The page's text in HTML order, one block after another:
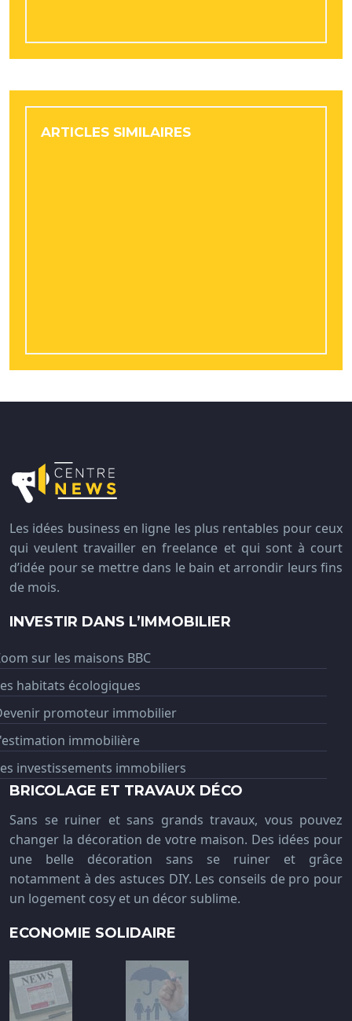
ARTICLES SIMILAIRES
Les idées business en ligne les plus rentables pour ceux
qui veulent travailler en freelance et qui sont à court
d’idée pour se mettre dans le bain et arrondir leurs fins
de mois.
INVESTIR DANS L’IMMOBILIER
sur les maisons BBC
habitats écologiques
promoteur immobilier
immobilière
investissements immobiliers
BRICOLAGE ET TRAVAUX DÉCO
Sans se ruiner et sans grands travaux, vous pouvez
changer la décoration de votre maison. Des idées pour
une belle décoration sans se ruiner et grâce
notamment à des astuces DIY. Les conseils de pro pour
un logement cosy et un décor sublime.
ECONOMIE SOLIDAIRE